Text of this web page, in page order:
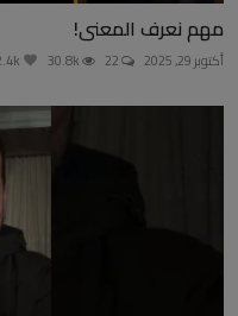
مهم نعرف المعنى!
أكتوبر 29, 2025